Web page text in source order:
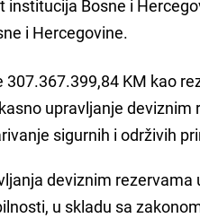
Bosne i
i Hercegovine.
307.367.399,84 KM kao
upravljanje deviznim
sigurnih i održivih
deviznim
u skladu sa